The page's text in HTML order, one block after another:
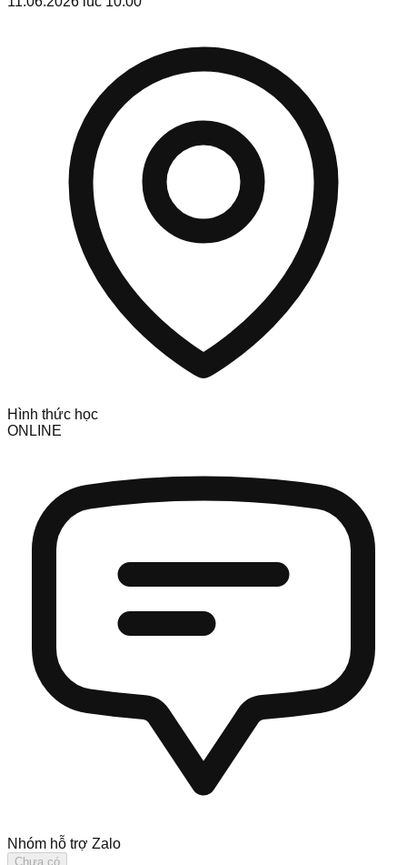
Hình thức học
ONLINE
Nhóm hỗ trợ Zalo
Chưa có